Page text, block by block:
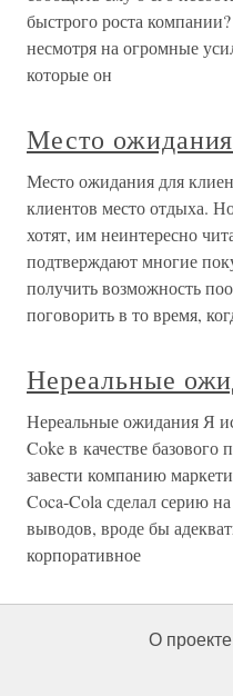
быстрого роста
несмотря на огромные
которые он
Место
Место ожидания для
клиентов место отдыха.
хотят, им неинтересно
подтверждают многие
получить возможность
поговорить в то время,
Нереальные
Нереальные ожидания Я
Coke в качестве базового
завести компанию
Coca-Cola сделал серию
выводов, вроде бы
корпоративное
О проекте